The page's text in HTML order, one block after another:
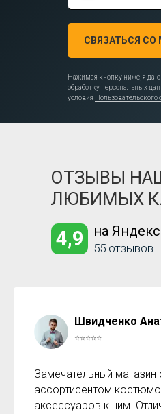
СВЯЗАТЬСЯ СО
Нажимая кнопку ниже, я даю
обработку персональных
условия Пользовательского
55 отзывов
на
4,9
ОТЗЫВЫ
ЛЮБИМЫХ
Швидченко
⭐⭐⭐⭐⭐
Замечательный
ассортисентом
аксессуаров к ним.